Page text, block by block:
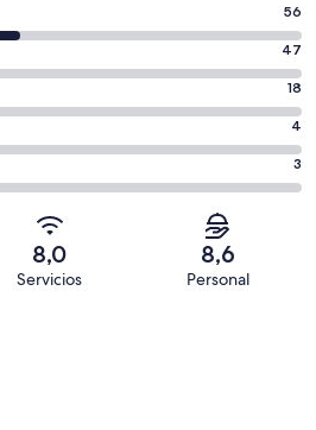
56
47
18
4
3
8,0
Servicios
8,6
Personal